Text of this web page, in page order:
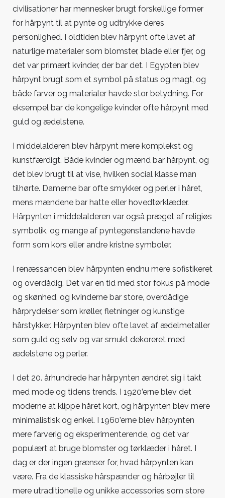
civilisationer har mennesker brugt forskellige former
for hårpynt til at pynte og udtrykke deres
personlighed. I oldtiden blev hårpynt ofte lavet af
naturlige materialer som blomster, blade eller fjer, og
det var primært kvinder, der bar det. I Egypten blev
hårpynt brugt som et symbol på status og magt, og
både farver og materialer havde stor betydning. For
eksempel bar de kongelige kvinder ofte hårpynt med
guld og ædelstene.
I middelalderen blev hårpynt mere komplekst og
kunstfærdigt. Både kvinder og mænd bar hårpynt, og
det blev brugt til at vise, hvilken social klasse man
tilhørte. Damerne bar ofte smykker og perler i håret,
mens mændene bar hatte eller hovedtørklæder.
Hårpynten i middelalderen var også præget af religiøs
symbolik, og mange af pyntegenstandene havde
form som kors eller andre kristne symboler.
I renæssancen blev hårpynten endnu mere sofistikeret
og overdådig. Det var en tid med stor fokus på mode
og skønhed, og kvinderne bar store, overdådige
hårprydelser som krøller, fletninger og kunstige
hårstykker. Hårpynten blev ofte lavet af ædelmetaller
som guld og sølv og var smukt dekoreret med
ædelstene og perler.
I det 20. århundrede har hårpynten ændret sig i takt
med mode og tidens trends. I 1920’erne blev det
moderne at klippe håret kort, og hårpynten blev mere
minimalistisk og enkel. I 1960’erne blev hårpynten
mere farverig og eksperimenterende, og det var
populært at bruge blomster og tørklæder i håret. I
dag er der ingen grænser for, hvad hårpynten kan
være. Fra de klassiske hårspænder og hårbøjler til
mere utraditionelle og unikke accessories som store